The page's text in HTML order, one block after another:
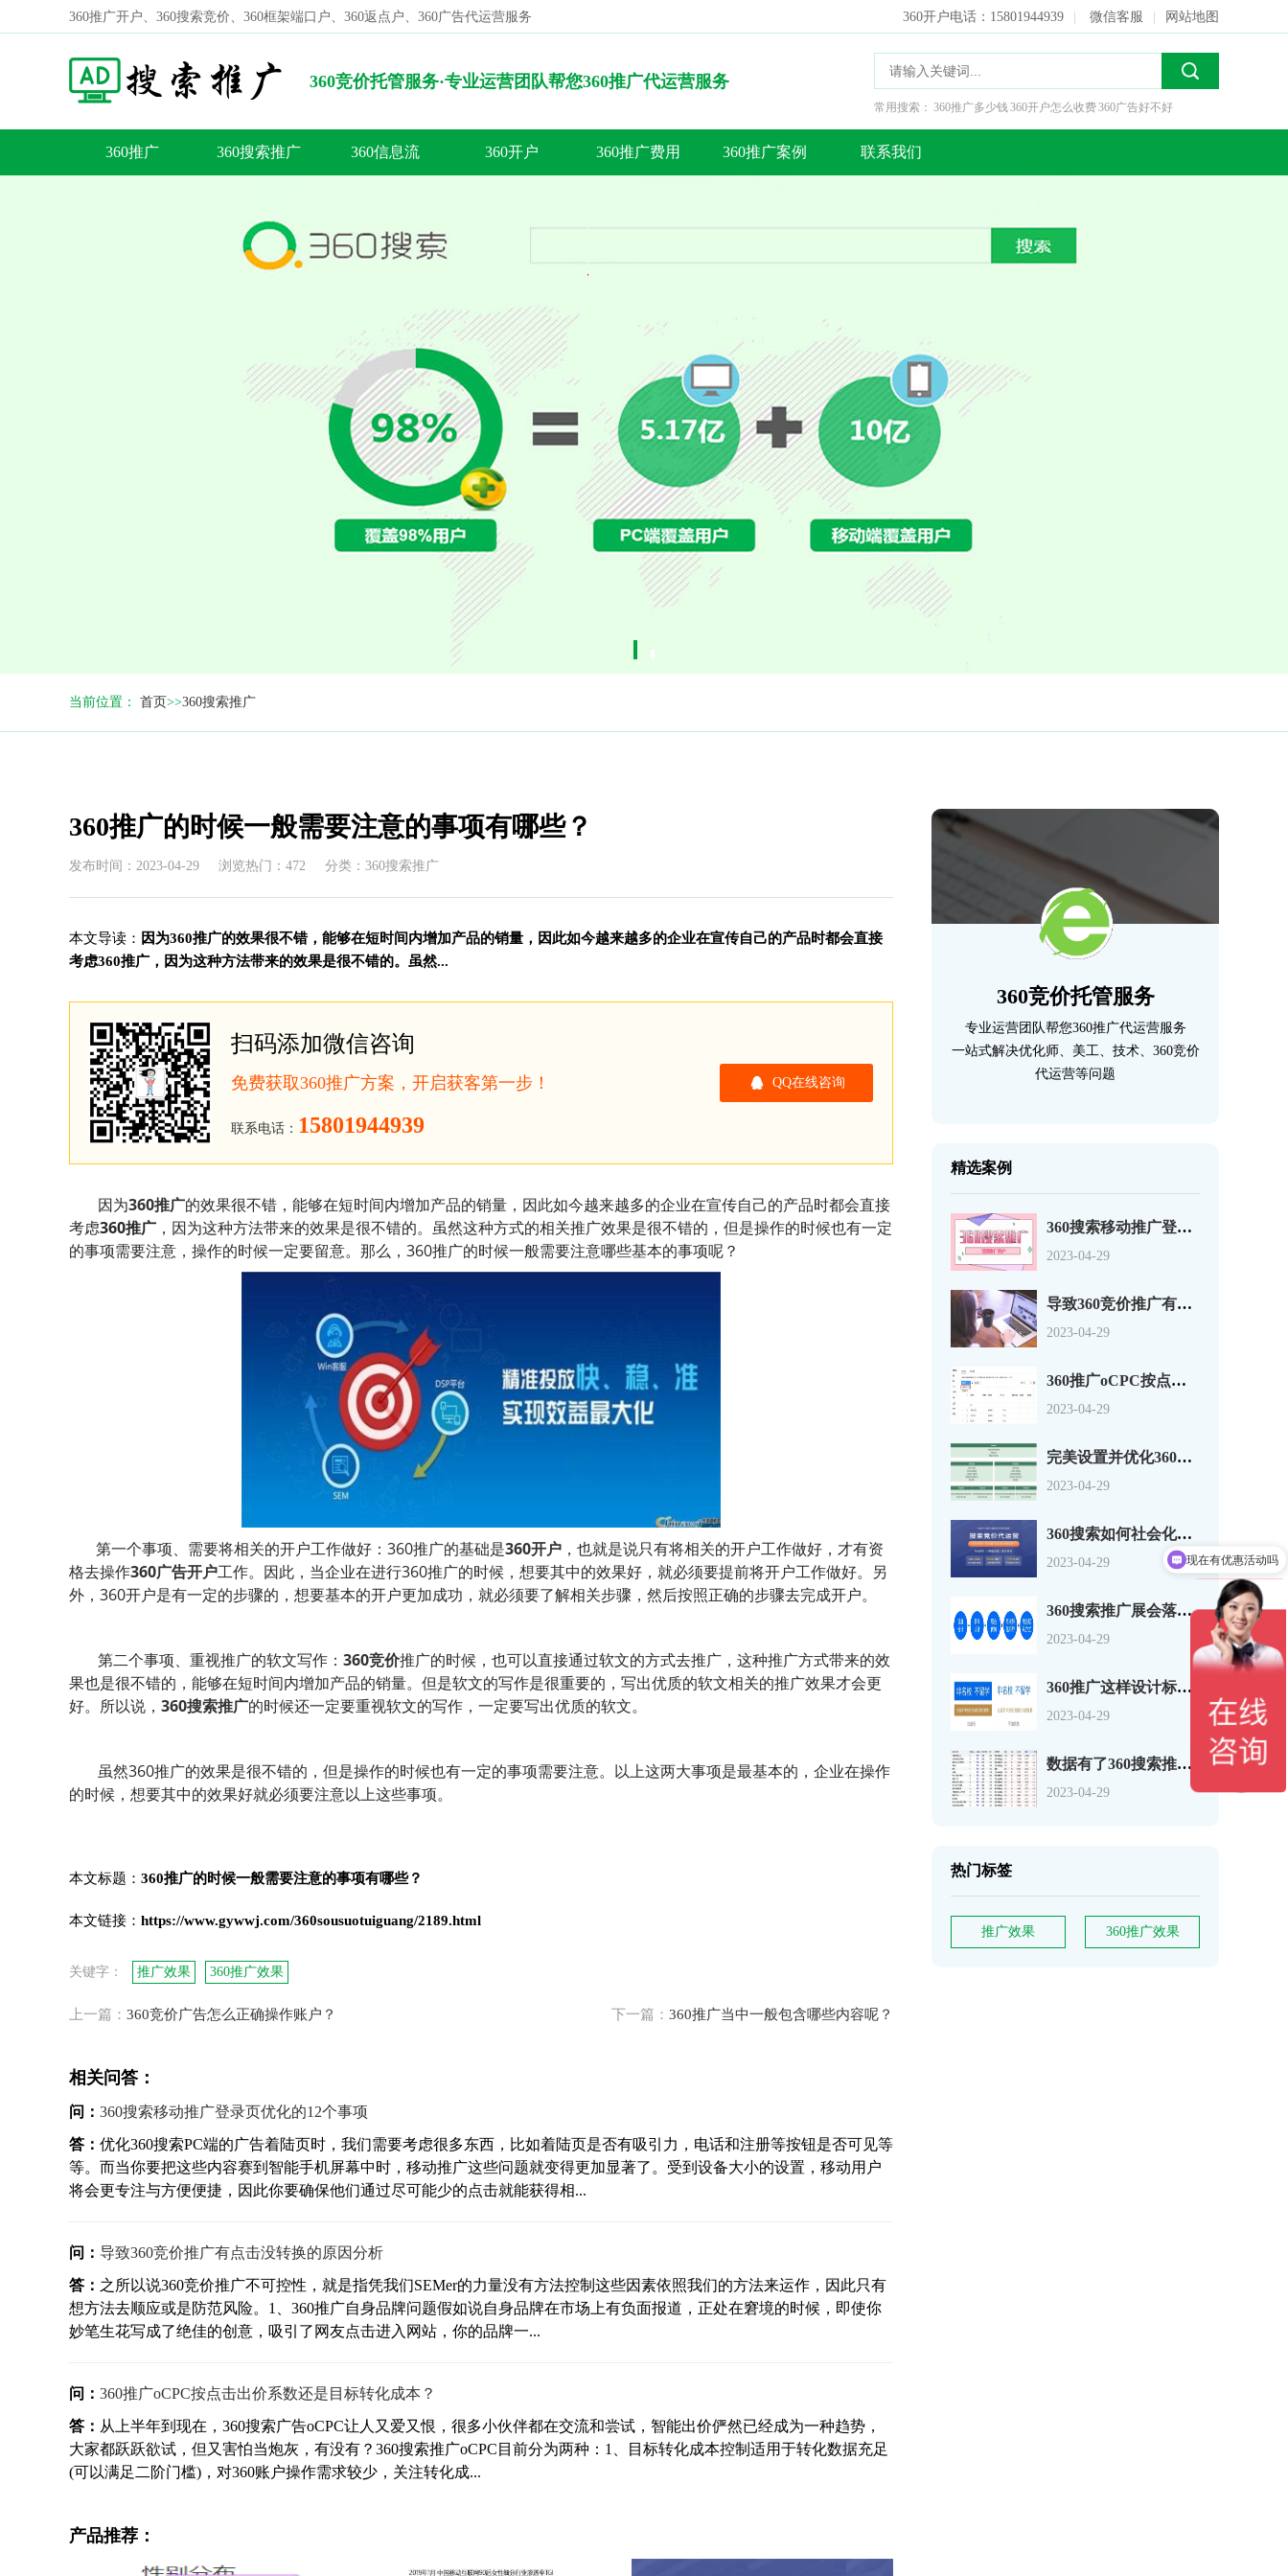
360推广开户、360搜索竞价、360框架端口户、360返点户、360广告代运营服务 360开户电话：15801944939 微信客服 网站地图
360竞价托管服务·专业运营团队帮您360推广代运营服务
搜索
常用搜索： 360推广多少钱360开户怎么收费360广告好不好
360推广 360搜索推广 360信息流 360开户 360推广费用 360推广案例 联系我们
当前位置： 首页>>360搜索推广
有哪些？
360竞价托管服务
专业运营团队帮您360推广代运营服务
一站式解决优化师、美工、技术、360竞价
代运营等问题
精选案例
360搜索移动推广登录页优化的12个事项
2023-04-29
导致360竞价推广有点击没转换的原因分析
2023-04-29
360推广oCPC按点击出价系数还是目标转化成本？
2023-04-29
完美设置并优化360搜索广告组和广告系列
2023-04-29
360搜索如何社会化营销以及搜索营销
2023-04-29
360搜索推广展会落地页怎么做？一套思路供参考
2023-04-29
360推广这样设计标题，资深优化师都说好！
2023-04-29
数据有了360搜索推广关键词如何分析
2023-04-29
热门标签
推广效果 360推广效果
360推广的时候一般需要注意的事项有哪些？
发布时间：2023-04-29 浏览热门：472 分类：360搜索推广
本文导读： 因为360推广的效果很不错，能够在短时间内增加产品的销量，因此如今越来越多的企业在宣传自己的产品时都会直接
考虑360推广，因为这种方法带来的效果是很不错的。虽然...
扫码添加微信咨询
免费获取360推广方案，开启获客第一步！
联系电话： 15801944939
QQ在线咨询
因为360推广的效果很不错，能够在短时间内增加产品的销量，因此如今越来越多的企业在宣传自己的产品时都会直接
考虑360推广 ，因为这种方法带来的效果是很不错的。虽然这种方式的相关推广效果是很不错的，但是操作的时候也有一定
的事项需要注意，操作的时候一定要留意。那么，360推广的时候一般需要注意哪些基本的事项呢？
第一个事项、需要将相关的开户工作做好：360推广的基础是360开户 ，也就是说只有将相关的开户工作做好，才有资
格去操作360广告开户工作。因此，当企业在进行360推广的时候，想要其中的效果好，就必须要提前将开户工作做好。另
外，360开户是有一定的步骤的，想要基本的开户更加成功，就必须要了解相关步骤，然后按照正确的步骤去完成开户。
第二个事项、重视推广的软文写作： 360竞价推广的时候，也可以直接通过软文的方式去推广，这种推广方式带来的效
果也是很不错的，能够在短时间内增加产品的销量。但是软文的写作是很重要的，写出优质的软文相关的推广效果才会更
好。所以说， 360搜索推广的时候还一定要重视软文的写作，一定要写出优质的软文。
虽然360推广的效果是很不错的，但是操作的时候也有一定的事项需要注意。以上这两大事项是最基本的，企业在操作
的时候，想要其中的效果好就必须要注意以上这些事项。
本文标题： 360推广的时候一般需要注意的事项有哪些？
本文链接： https://www.gywwj.com/360sousuotuiguang/2189.html
关键字： 推广效果 360推广效果
上一篇： 360竞价广告怎么正确操作账户？ 下一篇： 360推广当中一般包含哪些内容呢？
相关问答：
问： 360搜索移动推广登录页优化的12个事项
答： 优化360搜索PC端的广告着陆页时，我们需要考虑很多东西，比如着陆页是否有吸引力，电话和注册等按钮是否可见等
等。而当你要把这些内容赛到智能手机屏幕中时，移动推广这些问题就变得更加显著了。受到设备大小的设置，移动用户
将会更专注与方便便捷，因此你要确保他们通过尽可能少的点击就能获得相...
问： 导致360竞价推广有点击没转换的原因分析
答： 之所以说360竞价推广不可控性，就是指凭我们SEMer的力量没有方法控制这些因素依照我们的方法来运作，因此只有
想方法去顺应或是防范风险。1、360推广自身品牌问题假如说自身品牌在市场上有负面报道，正处在窘境的时候，即使你
妙笔生花写成了绝佳的创意，吸引了网友点击进入网站，你的品牌一...
问： 360推广oCPC按点击出价系数还是目标转化成本？
答： 从上半年到现在，360搜索广告oCPC让人又爱又恨，很多小伙伴都在交流和尝试，智能出价俨然已经成为一种趋势，
大家都跃跃欲试，但又害怕当炮灰，有没有？360搜索推广oCPC目前分为两种：1、目标转化成本控制适用于转化数据充足
(可以满足二阶门槛)，对360账户操作需求较少，关注转化成...
产品推荐：
现在有优惠活动吗